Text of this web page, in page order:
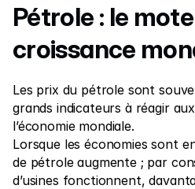
Formation
Blog
Investissement 101
Calendrier économique
Snaps
Pétrole : le
croissance
Les prix du pétrole sont
grands indicateurs à réagir
l’économie mondiale.
Lorsque les économies sont
de pétrole augmente ; par
d’usines fonctionnent,